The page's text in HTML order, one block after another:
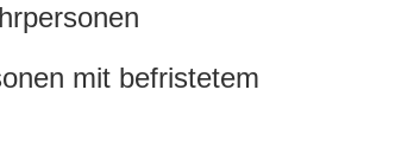
mit befristetem